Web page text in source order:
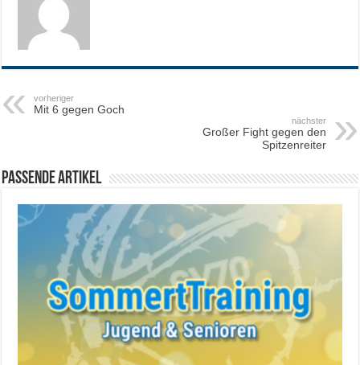
vorheriger
Mit 6 gegen Goch
nächster
Großer Fight gegen den
Spitzenreiter
Passende Artikel